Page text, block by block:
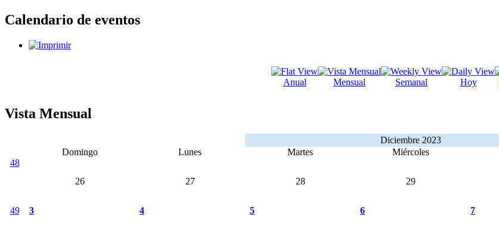
Calendario de eventos
Anual Mensual Semanal Hoy
Vista Mensual
Diciembre 2023
Domingo
Lunes Martes Miércoles
48
26
27 28 29
49 3 4 5 6 7